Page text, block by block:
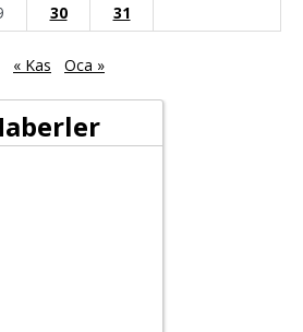
30 31
« Kas Oca »